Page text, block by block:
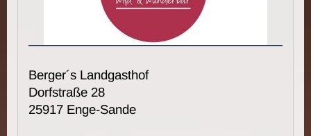
Berger´s Landgasthof
Dorfstraße 28
25917 Enge-Sande